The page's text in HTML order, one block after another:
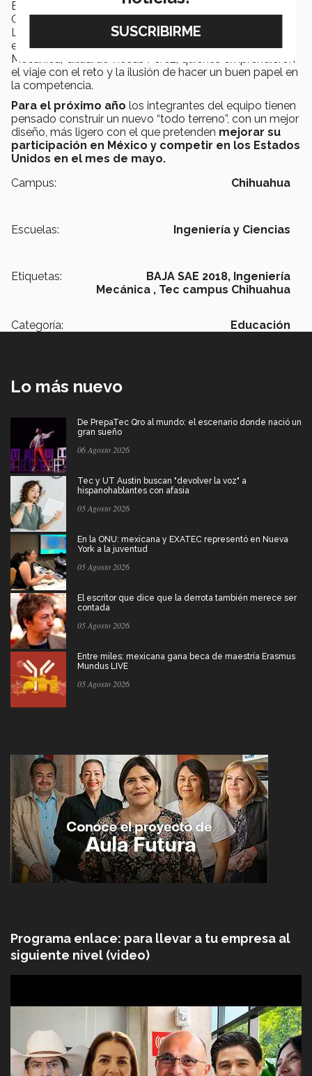
Entre los integrantes del equipo se encuentran Mauricio
Ortiz, Gerardo Bustillos, Eduardo Orozco, Luisa Férez
Lafón, Alejandro Cano, Luis Cota, Luis Rivas,
encabezados por el director de la carrera de Ingeniería
Mecánica, Gildardo Rosas Pérez, quienes emprendieron
el viaje con el reto y la ilusión de hacer un buen papel en
la competencia.
Para el próximo año los integrantes del equipo tienen
pensado construir un nuevo “todo terreno”, con un mejor
diseño, más ligero con el que pretenden mejorar su
participación en México y competir en los Estados
Unidos en el mes de mayo.
Campus:
Chihuahua
Escuelas: Ingeniería y Ciencias
Etiquetas: BAJA SAE 2018, Ingeniería
Mecánica , Tec campus Chihuahua
Categoría: Educación
Lo más nuevo
De PrepaTec Qro al mundo: el escenario donde nació un
gran sueño
06 Agosto 2026
Tec y UT Austin buscan "devolver la voz" a
hispanohablantes con afasia
05 Agosto 2026
En la ONU: mexicana y EXATEC representó en Nueva
York a la juventud
05 Agosto 2026
El escritor que dice que la derrota también merece ser
contada
05 Agosto 2026
Entre miles: mexicana gana beca de maestría Erasmus
Mundus LIVE
05 Agosto 2026
Programa enlace: para llevar a tu empresa al
siguiente nivel (video)